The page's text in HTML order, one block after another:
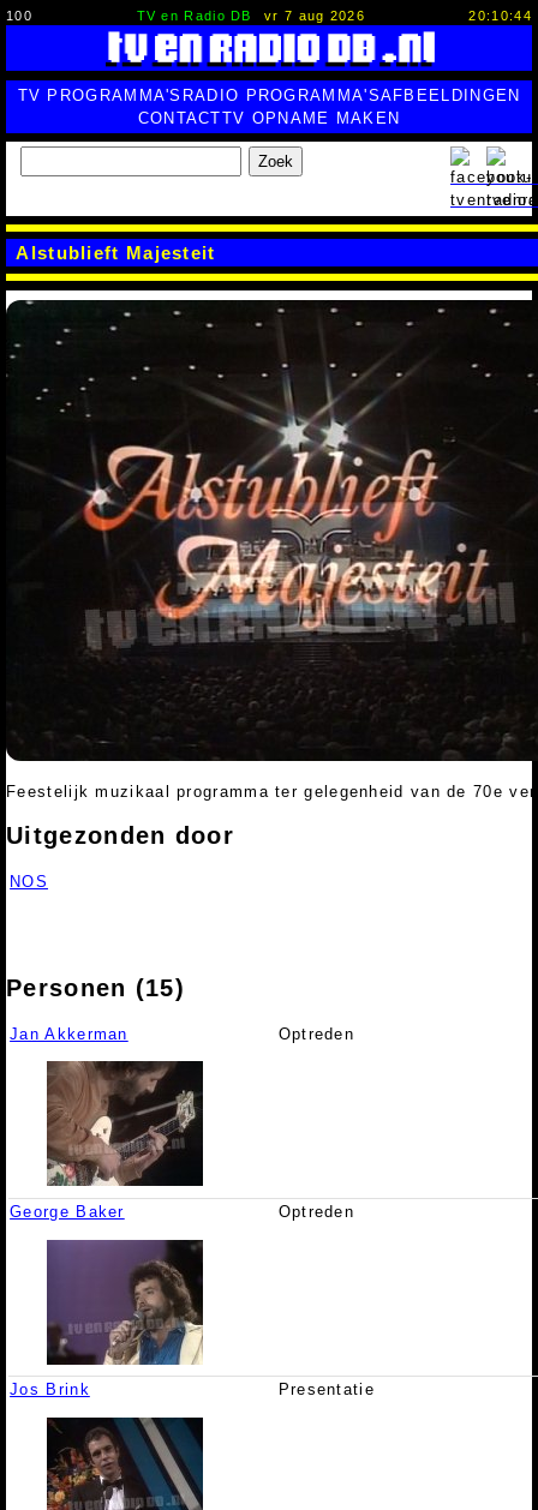
100 TV en Radio DB vr 7 aug 2026 20:10:45
TV PROGRAMMA'S RADIO PROGRAMMA'SAFBEELDINGEN
CONTACTTV OPNAME MAKEN
Zoek
Alstublieft Majesteit
Feestelijk muzikaal programma ter gelegenheid van de 70e
Uitgezonden door
NOS
Personen (15)
Jan Akkerman Optreden
George Baker Optreden
Jos Brink Presentatie